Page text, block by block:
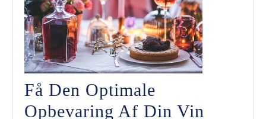
Få Den Optimale
Opbevaring Af Din Vin